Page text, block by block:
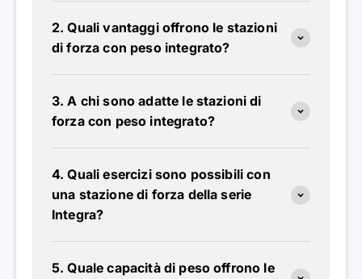
2. Quali vantaggi offrono le stazioni
di forza con peso integrato?
3. A chi sono adatte le stazioni di
forza con peso integrato?
4. Quali esercizi sono possibili con
una stazione di forza della serie
Integra?
5. Quale capacità di peso offrono le